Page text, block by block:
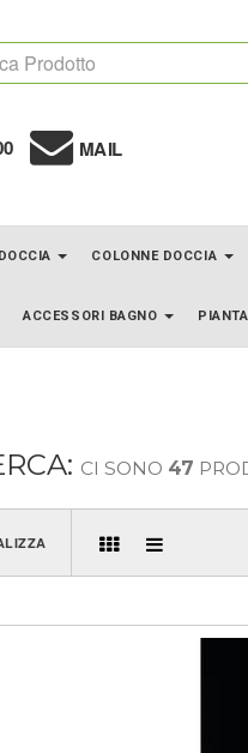
MAIL
COLONNE DOCCIA
ACCESSORI BAGNO
CI SONO 47